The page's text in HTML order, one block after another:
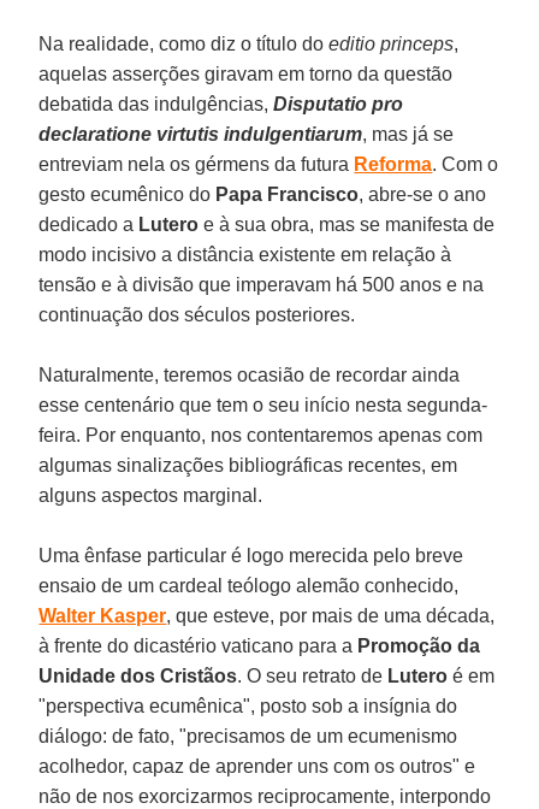
Na realidade, como diz o título doeditio princeps,
aquelas asserções giravam em torno da questão
debatida das indulgências,Disputatio pro
declaratione virtutis indulgentiarum, mas já se
entreviam nela os gérmens da futura Reforma. Com o
gesto ecumênico do Papa Francisco, abre-se o ano
dedicado a Lutero e à sua obra, mas se manifesta de
modo incisivo a distância existente em relação à
tensão e à divisão que imperavam há 500 anos e na
continuação dos séculos posteriores.
Naturalmente, teremos ocasião de recordar ainda
esse centenário que tem o seu início nesta segunda-
feira. Por enquanto, nos contentaremos apenas com
algumas sinalizações bibliográficas recentes, em
alguns aspectos marginal.
Uma ênfase particular é logo merecida pelo breve
ensaio de um cardeal teólogo alemão conhecido,
Walter Kasper, que esteve, por mais de uma década,
à frente do dicastério vaticano para a Promoção da
Unidade dos Cristãos. O seu retrato de Lutero é em
"perspectiva ecumênica", posto sob a insígnia do
diálogo: de fato, "precisamos de um ecumenismo
acolhedor, capaz de aprender uns com os outros" e
não de nos exorcizarmos reciprocamente, interpondo